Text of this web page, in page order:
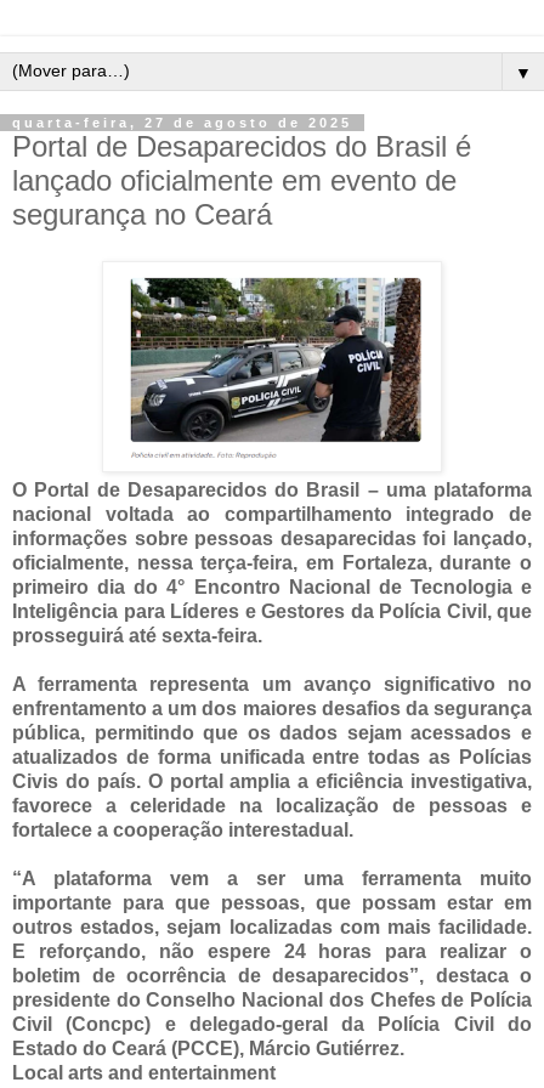
▼
quarta-feira, 27 de agosto de 2025
Portal de Desaparecidos do Brasil é
lançado oficialmente em evento de
segurança no Ceará
O Portal de Desaparecidos do Brasil – uma plataforma
nacional voltada ao compartilhamento integrado de
informações sobre pessoas desaparecidas foi lançado,
oficialmente, nessa terça-feira, em Fortaleza, durante o
primeiro dia do 4° Encontro Nacional de Tecnologia e
Inteligência para Líderes e Gestores da Polícia Civil, que
prosseguirá até sexta-feira.
A ferramenta representa um avanço significativo no
enfrentamento a um dos maiores desafios da segurança
pública, permitindo que os dados sejam acessados e
atualizados de forma unificada entre todas as Polícias
Civis do país. O portal amplia a eficiência investigativa,
favorece a celeridade na localização de pessoas e
fortalece a cooperação interestadual.
“A plataforma vem a ser uma ferramenta muito
importante para que pessoas, que possam estar em
outros estados, sejam localizadas com mais facilidade.
E reforçando, não espere 24 horas para realizar o
boletim de ocorrência de desaparecidos”, destaca o
presidente do Conselho Nacional dos Chefes de Polícia
Civil (Concpc) e delegado-geral da Polícia Civil do
Estado do Ceará (PCCE), Márcio Gutiérrez.
Local arts and entertainment